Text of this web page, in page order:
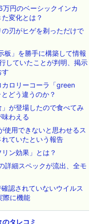
円のベーシックインカ
変化とは？
刃がヒゲを剃っただけで
板」を勝手に構築して情報
していたことが判明、掲示
す
ロリーコーラ「green
どう違うのか？
が登場したので食べてみ
わえる
使用できないと思わせるス
ていたという報告
ン効果」とは？
詳細スペックが流出、全モ
認されていないウイルス
際に機能
のタレコミ